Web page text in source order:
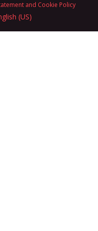
and Cookie Policy
(US)